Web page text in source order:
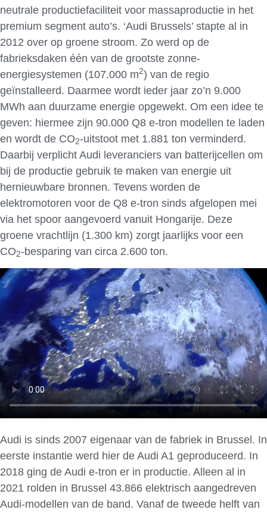
neutrale productiefaciliteit voor massaproductie in het
premium segment auto’s. ‘Audi Brussels’ stapte al in
2012 over op groene stroom. Zo werd op de
fabrieksdaken één van de grootste zonne-
energiesystemen (107.000 m2) van de regio
geïnstalleerd. Daarmee wordt ieder jaar zo’n 9.000
MWh aan duurzame energie opgewekt. Om een idee te
geven: hiermee zijn 90.000 Q8 e-tron modellen te laden
en wordt de CO2-uitstoot met 1.881 ton verminderd.
Daarbij verplicht Audi leveranciers van batterijcellen om
bij de productie gebruik te maken van energie uit
hernieuwbare bronnen. Tevens worden de
elektromotoren voor de Q8 e-tron sinds afgelopen mei
via het spoor aangevoerd vanuit Hongarije. Deze
groene vrachtlijn (1.300 km) zorgt jaarlijks voor een
CO2-besparing van circa 2.600 ton.
Audi is sinds 2007 eigenaar van de fabriek in Brussel. In
eerste instantie werd hier de Audi A1 geproduceerd. In
2018 ging de Audi e-tron er in productie. Alleen al in
2021 rolden in Brussel 43.866 elektrisch aangedreven
Audi-modellen van de band. Vanaf de tweede helft van